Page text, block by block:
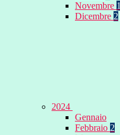
Novembre 1
Dicembre 2
2024
Gennaio
Febbraio 2